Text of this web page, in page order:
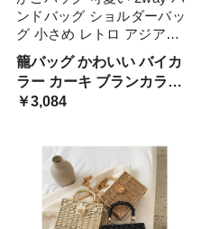
ンドバッグ ショルダーバッ
グ 小さめ レトロ アジアン
韓国系 レディース バンブー
持ち手 春夏 手提げ 斜め掛
け バック 麦わら ストロー
バッグ 小型 ナチュラル
籠バッグ かわいい バイカ
ラー カーキ ブランカラー
レザーショルダー 竹 取手
バック オルチャン
￥3,084